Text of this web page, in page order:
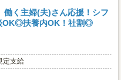
働く主婦(夫)さん応援！シフ
OK◎扶養内OK！社割◎
定支給